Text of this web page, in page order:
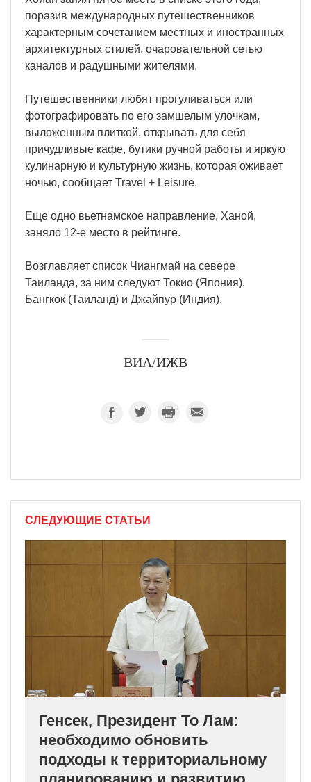
поразив международных путешественников
характерным сочетанием местных и иностранных
архитектурных стилей, очаровательной сетью
каналов и радушными жителями.
Путешественники любят прогуливаться или
фотографировать по его замшелым улочкам,
выложенным плиткой, открывать для себя
причудливые кафе, бутики ручной работы и яркую
кулинарную и культурную жизнь, которая оживает
ночью, сообщает Travel + Leisure.
Еще одно вьетнамское направление, Ханой,
заняло 12-е место в рейтинге.
Возглавляет список Чиангмай на севере
Таиланда, за ним следуют Токио (Япония),
Бангкок (Таиланд) и Джайпур (Индия).
ВИА/ИЖВ
СЛЕДУЮЩИЕ СТАТЬИ
Генсек, Президент То Лам:
необходимо обновить
подходы к территориальному